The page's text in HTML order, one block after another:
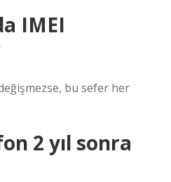
IMEI
bu sefer her
2 yıl sonra